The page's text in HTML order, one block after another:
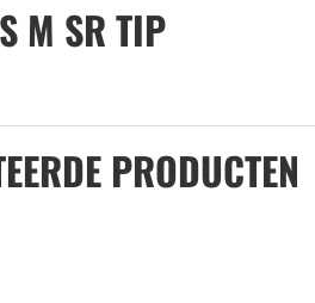
M SR TIP
PRODUCTEN